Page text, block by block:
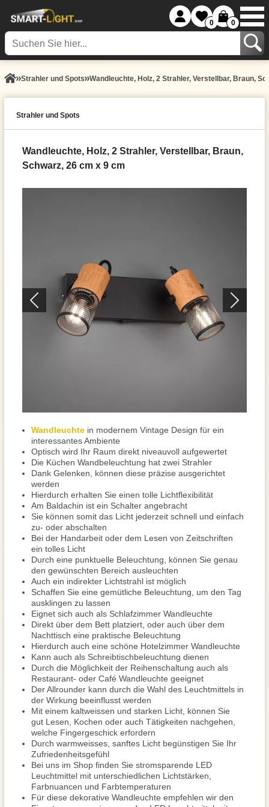
0 0
Strahler und Spots Wandleuchte, Holz, 2 Strahler, Verstellbar, Braun,
Strahler und Spots
Wandleuchte, Holz, 2 Strahler, Verstellbar, Braun,
Schwarz, 26 cm x 9 cm
Wandleuchte in modernem Vintage Design für ein
interessantes Ambiente
Optisch wird Ihr Raum direkt niveauvoll aufgewertet
Die Küchen Wandbeleuchtung hat zwei Strahler
Dank Gelenken, können diese präzise ausgerichtet
werden
Hierdurch erhalten Sie einen tolle Lichtflexibilität
Am Baldachin ist ein Schalter angebracht
Sie können somit das Licht jederzeit schnell und einfach
zu- oder abschalten
Bei der Handarbeit oder dem Lesen von Zeitschriften
ein tolles Licht
Durch eine punktuelle Beleuchtung, können Sie genau
den gewünschten Bereich ausleuchten
Auch ein indirekter Lichtstrahl ist möglich
Schaffen Sie eine gemütliche Beleuchtung, um den Tag
ausklingen zu lassen
Eignet sich auch als Schlafzimmer Wandleuchte
Direkt über dem Bett platziert, oder auch über dem
Nachttisch eine praktische Beleuchtung
Hierdurch auch eine schöne Hotelzimmer Wandleuchte
Kann auch als Schreibtischbeleuchtung dienen
Durch die Möglichkeit der Reihenschaltung auch als
Restaurant- oder Café Wandleuchte geeignet
Der Allrounder kann durch die Wahl des Leuchtmittels in
der Wirkung beeinflusst werden
Mit einem kaltweissen und starken Licht, können Sie
gut Lesen, Kochen oder auch Tätigkeiten nachgehen,
welche Fingergeschick erfordern
Durch warmweisses, sanftes Licht begünstigen Sie Ihr
Zufriedenheitsgefühl
Bei uns im Shop finden Sie stromsparende LED
Leuchtmittel mit unterschiedlichen Lichtstärken,
Farbnuancen und Farbtemperaturen
Für diese dekorative Wandleuchte empfehlen wir den